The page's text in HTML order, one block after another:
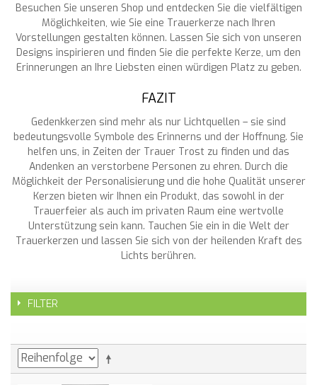
Besuchen Sie unseren Shop und entdecken Sie die vielfältigen
Möglichkeiten, wie Sie eine Trauerkerze nach Ihren
Vorstellungen gestalten können. Lassen Sie sich von unseren
Designs inspirieren und finden Sie die perfekte Kerze, um den
Erinnerungen an Ihre Liebsten einen würdigen Platz zu geben.
FAZIT
Gedenkkerzen sind mehr als nur Lichtquellen – sie sind
bedeutungsvolle Symbole des Erinnerns und der Hoffnung. Sie
helfen uns, in Zeiten der Trauer Trost zu finden und das
Andenken an verstorbene Personen zu ehren. Durch die
Möglichkeit der Personalisierung und die hohe Qualität unserer
Kerzen bieten wir Ihnen ein Produkt, das sowohl in der
Trauerfeier als auch im privaten Raum eine wertvolle
Unterstützung sein kann. Tauchen Sie ein in die Welt der
Trauerkerzen und lassen Sie sich von der heilenden Kraft des
Lichts berühren.
FILTER